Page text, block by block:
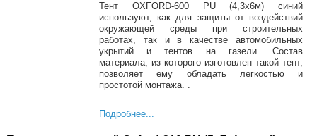
Тент OXFORD-600 PU (4,3х6м) синий
используют, как для защиты от воздействий
окружающей среды при строительных
работах, так и в качестве автомобильных
укрытий и тентов на газели. Состав
материала, из которого изготовлен такой тент,
позволяет ему обладать легкостью и
простотой монтажа. .
Подробнее...